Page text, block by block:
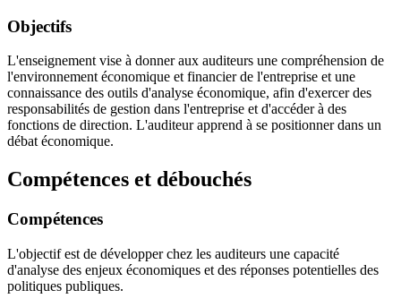
Objectifs
L'enseignement vise à donner aux auditeurs une compréhension de
l'environnement économique et financier de l'entreprise et une
connaissance des outils d'analyse économique, afin d'exercer des
responsabilités de gestion dans l'entreprise et d'accéder à des
fonctions de direction. L'auditeur apprend à se positionner dans un
débat économique.
Compétences et débouchés
Compétences
L'objectif est de développer chez les auditeurs une capacité
d'analyse des enjeux économiques et des réponses potentielles des
politiques publiques.